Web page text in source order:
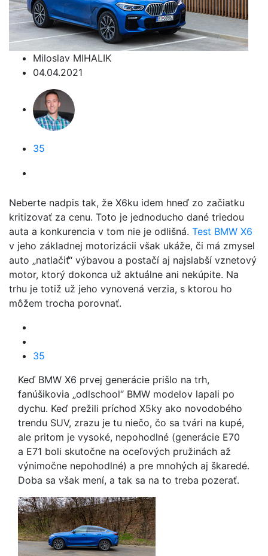
Miloslav MIHALIK
04.04.2021
35
Neberte nadpis tak, že X6ku idem hneď zo začiatku
kritizovať za cenu. Toto je jednoducho dané triedou
auta a konkurencia v tom nie je odlišná. Test BMW X6
v jeho základnej motorizácii však ukáže, či má zmysel
auto „natlačiť“ výbavou a postačí aj najslabší vznetový
motor, ktorý dokonca už aktuálne ani nekúpite. Na
trhu je totiž už jeho vynovená verzia, s ktorou ho
môžem trocha porovnať.
35
Keď BMW X6 prvej generácie prišlo na trh,
fanúšikovia „odlschool“ BMW modelov lapali po
dychu. Keď prežili príchod X5ky ako novodobého
trendu SUV, zrazu je tu niečo, čo sa tvári na kupé,
ale pritom je vysoké, nepohodlné (generácie E70
a E71 boli skutočne na oceľových pružinách až
výnimočne nepohodlné) a pre mnohých aj škaredé.
Doba sa však mení, a tak sa na to treba pozerať.